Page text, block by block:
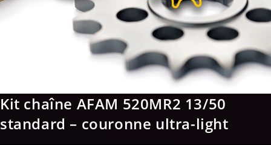
Kit chaîne AFAM 520MR2 13/50
standard – couronne ultra-light